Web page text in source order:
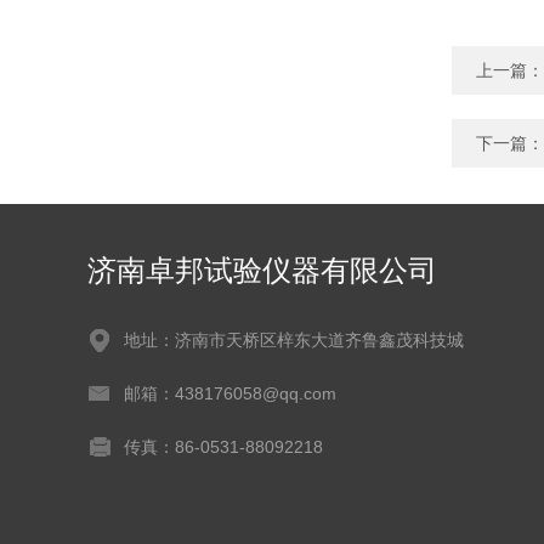
上一篇：
下一篇：
济南卓邦试验仪器有限公司
地址：济南市天桥区梓东大道齐鲁鑫茂科技城
邮箱：438176058@qq.com
传真：86-0531-88092218